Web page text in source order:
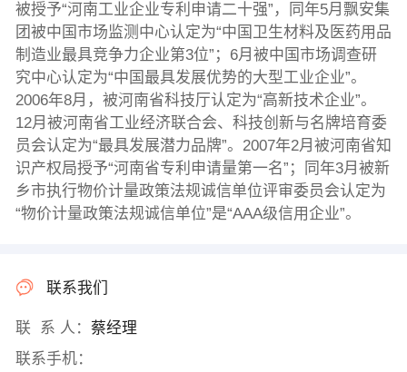
被授予“河南工业企业专利申请二十强”，同年5月飘安集
团被中国市场监测中心认定为“中国卫生材料及医药用品
制造业最具竞争力企业第3位”；6月被中国市场调查研
究中心认定为“中国最具发展优势的大型工业企业”。
2006年8月，被河南省科技厅认定为“高新技术企业”。
12月被河南省工业经济联合会、科技创新与名牌培育委
员会认定为“最具发展潜力品牌”。2007年2月被河南省知
识产权局授予“河南省专利申请量第一名”；同年3月被新
乡市执行物价计量政策法规诚信单位评审委员会认定为
“物价计量政策法规诚信单位”是“AAA级信用企业”。
联系我们
联 系 人： 蔡经理
联系手机：